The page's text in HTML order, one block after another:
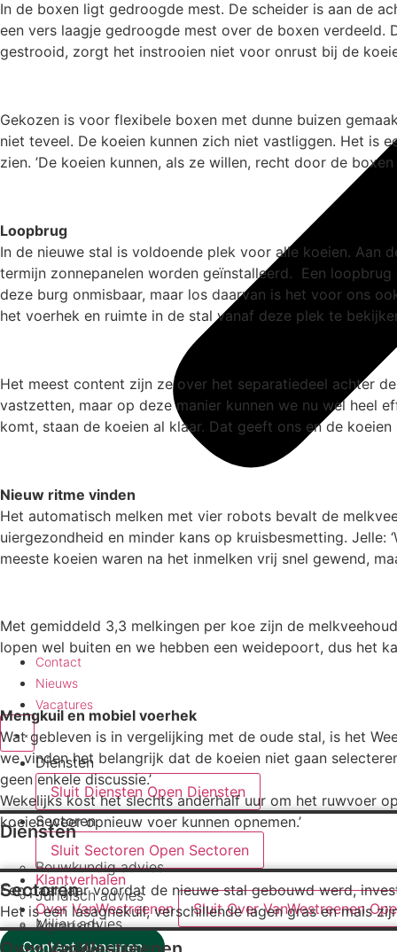
Contact
Nieuws
Vacatures
Diensten
Sluit Diensten Open Diensten
Diensten
Bouwkundig advies
Juridisch advies​
Milieu advies​
Sectoren
Sluit Sectoren Open Sectoren
Sectoren
Agrarisch
Klantverhalen
Over VanWestreenen
Sluit Over VanWestreenen
Contact opnemen
In de boxen ligt gedroogde mest. De scheider is aan de
een vers laagje gedroogde mest over de boxen
gestrooid, zorgt het instrooien niet voor onrust bij de
Gekozen is voor flexibele boxen met dunne buizen
niet teveel. De koeien kunnen zich niet vastliggen. Het is
zien. ’De koeien kunnen, als ze willen, recht door de
Loopbrug
In de nieuwe stal is voldoende plek voor alle koeien. Aan
termijn zonnepanelen worden geïnstalleerd. Een
deze burg onmisbaar, maar los daarvan is het voor ons
het voerhek en ruimte in de stal vanaf deze plek te
Het meest content zijn ze over het separatiedeel achter
vastzetten, maar op deze manier kunnen we nu wel heel
komt, staan de koeien al klaar. Dat geeft ons en de koeien
Nieuw ritme vinden
Het automatisch melken met vier robots bevalt de
uiergezondheid en minder kans op kruisbesmetting. Jelle:
meeste koeien waren na het inmelken vrij snel gewend,
Met gemiddeld 3,3 melkingen per koe zijn de
lopen wel buiten en we hebben een weidepoort, dus het
Mengkuil en mobiel voerhek
Wat gebleven is in vergelijking met de oude stal, is het
we vinden het belangrijk dat de koeien niet gaan
geen enkele discussie.’
Wekelijks kost het slechts anderhalf uur om het ruwvoer
koeien weer opnieuw voer kunnen opnemen.’
Een paar jaar voordat de nieuwe stal gebouwd werd,
Het is een lasagnekuil, verschillende lagen gras en mais